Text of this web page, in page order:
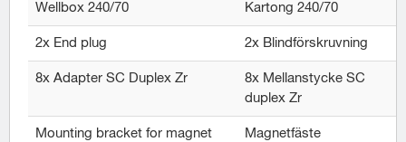
Wellbox 240/70 Kartong 240/70
2x End plug 2x Blindförskruvning
8x Adapter SC Duplex Zr
8x Mellanstycke SC
duplex Zr
Mounting bracket for magnet Magnetfäste